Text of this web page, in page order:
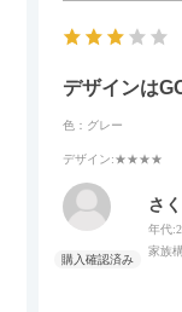
デザインは
色：グレー
デザイン:★★★★
さ
年代:
家族